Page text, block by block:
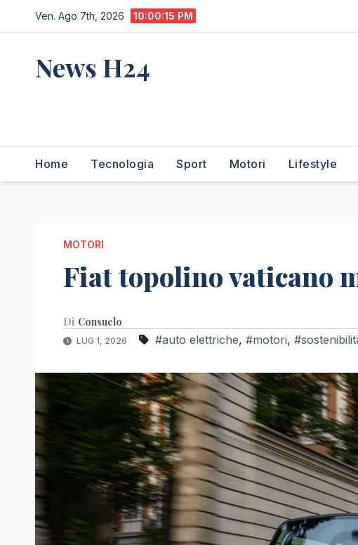
al
Ven. Ago 7th, 2026 10:00:16 PM
News H24
Home Tecnologia Sport Motori Lifestyle
MOTORI
Fiat topolino vaticano
Di Consuelo
LUG 1, 2026 #auto elettriche, #motori,